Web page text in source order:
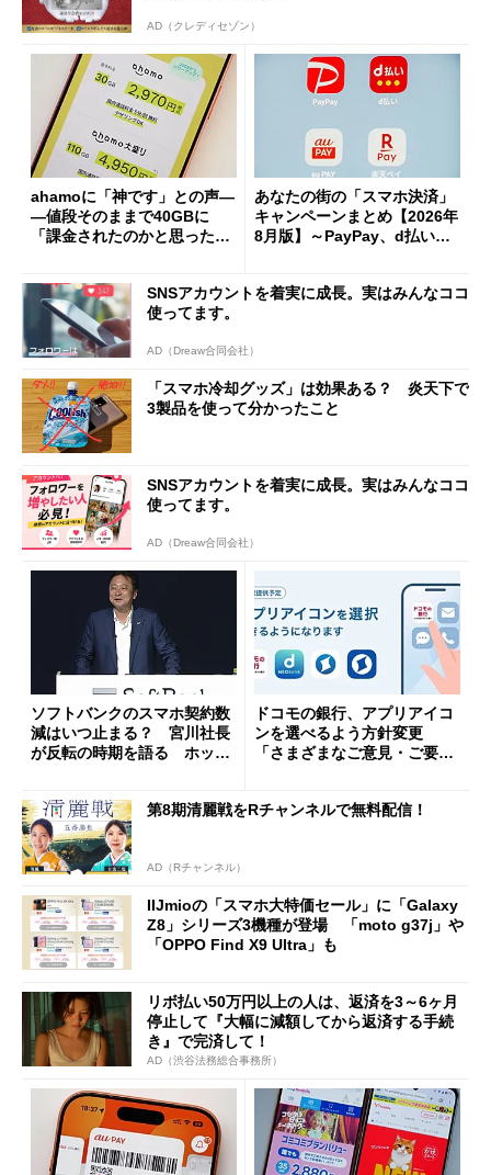
AD（クレディセゾン）
ahamoに「神です」との声―
―値段そのままで40GBに
「課金されたのかと思った」
あなたの街の「スマホ決済」
キャンペーンまとめ【2026年
8月版】～PayPay、d払い、a
SNSアカウントを着実に成長。実はみんなココ
使ってます。
AD（Dreaw合同会社）
「スマホ冷却グッズ」は効果ある？ 炎天下で
3製品を使って分かったこと
SNSアカウントを着実に成長。実はみんなココ
使ってます。
AD（Dreaw合同会社）
ソフトバンクのスマホ契約数
減はいつ止まる？ 宮川社長
が反転の時期を語る ホッピ
ドコモの銀行、アプリアイコ
ンを選べるよう方針変更
「さまざまなご意見・ご要望
第8期清麗戦をRチャンネルで無料配信！
AD（Rチャンネル）
IIJmioの「スマホ大特価セール」に「Galaxy
Z8」シリーズ3機種が登場 「moto g37j」や
「OPPO Find X9 Ultra」も
リボ払い50万円以上の人は、返済を3～6ヶ月
停止して『大幅に減額してから返済する手続
き』で完済して！
AD（渋谷法務総合事務所）